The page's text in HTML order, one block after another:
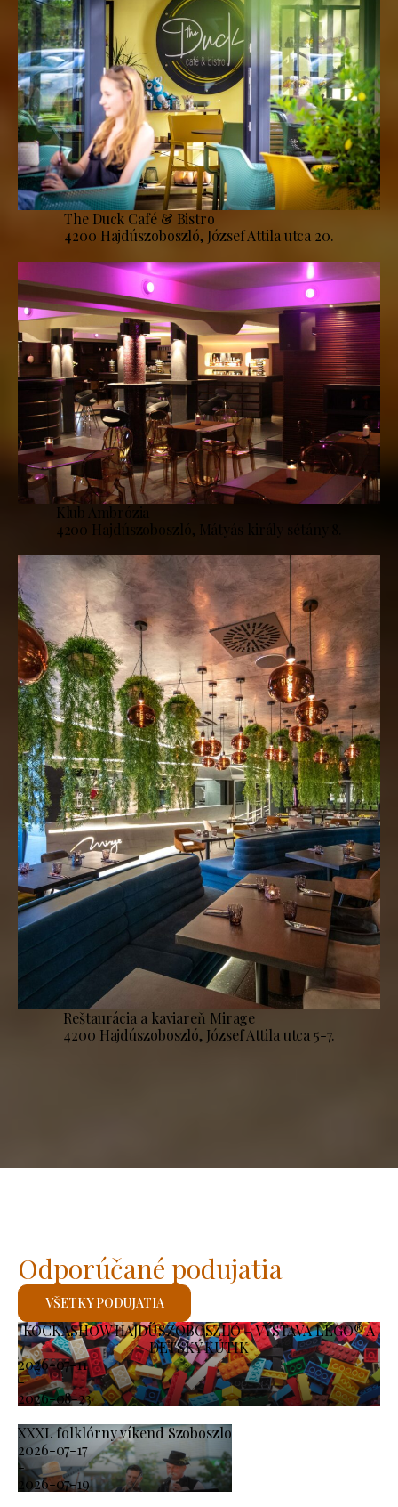
The Duck Café & Bistro
4200 Hajdúszoboszló, József Attila utca 20.
Klub Ambrózia
4200 Hajdúszoboszló, Mátyás király sétány 8.
Reštaurácia a kaviareň Mirage
4200 Hajdúszoboszló, József Attila utca 5-7.
KOCKASHOW HAJDÚSZOBOSZLÓ – VÝSTAVA LEGO® A
DETSKÝ KÚTIK
2026-07-11
-
2026-08-23
XXXI. folklórny víkend Szoboszlo
2026-07-17
-
2026-07-19
Odporúčané podujatia
VŠETKY PODUJATIA